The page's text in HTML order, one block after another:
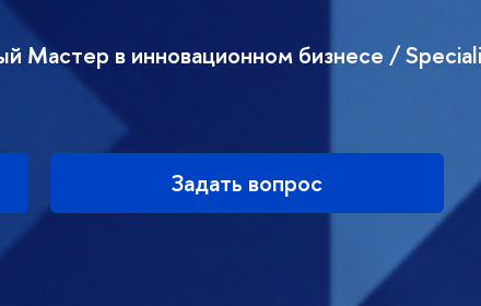
Мастер в инновационном бизнесе /
Задать вопрос